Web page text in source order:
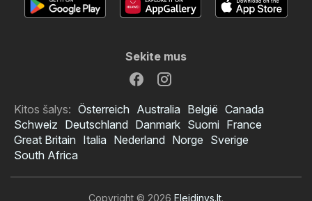
Sekite mus
Kitos šalys: Österreich Australia België Canada
Schweiz Deutschland Danmark Suomi France
Great Britain Italia Nederland Norge Sverige
South Africa
Copyright © 2026 Eleidinys.lt.